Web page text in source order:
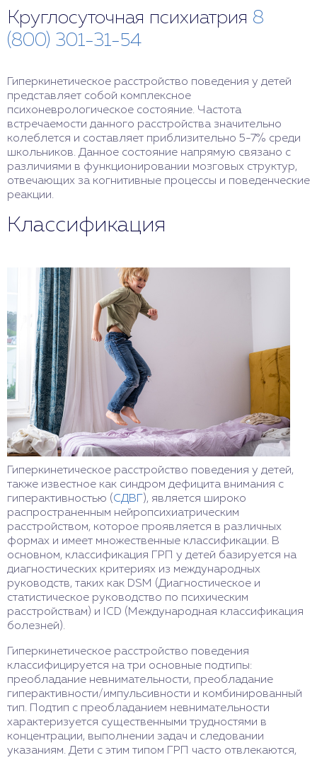
Круглосуточная психиатрия 8
(800) 301-31-54
Гиперкинетическое расстройство поведения у детей
представляет собой комплексное
психоневрологическое состояние. Частота
встречаемости данного расстройства значительно
колеблется и составляет приблизительно 5-7% среди
школьников. Данное состояние напрямую связано с
различиями в функционировании мозговых структур,
отвечающих за когнитивные процессы и поведенческие
реакции.
Классификация
Гиперкинетическое расстройство поведения у детей,
также известное как синдром дефицита внимания с
гиперактивностью (СДВГ), является широко
распространенным нейропсихиатрическим
расстройством, которое проявляется в различных
формах и имеет множественные классификации. В
основном, классификация ГРП у детей базируется на
диагностических критериях из международных
руководств, таких как DSM (Диагностическое и
статистическое руководство по психическим
расстройствам) и ICD (Международная классификация
болезней).
Гиперкинетическое расстройство поведения
классифицируется на три основные подтипы:
преобладание невнимательности, преобладание
гиперактивности/импульсивности и комбинированный
тип. Подтип с преобладанием невнимательности
характеризуется существенными трудностями в
концентрации, выполнении задач и следовании
указаниям. Дети с этим типом ГРП часто отвлекаются,